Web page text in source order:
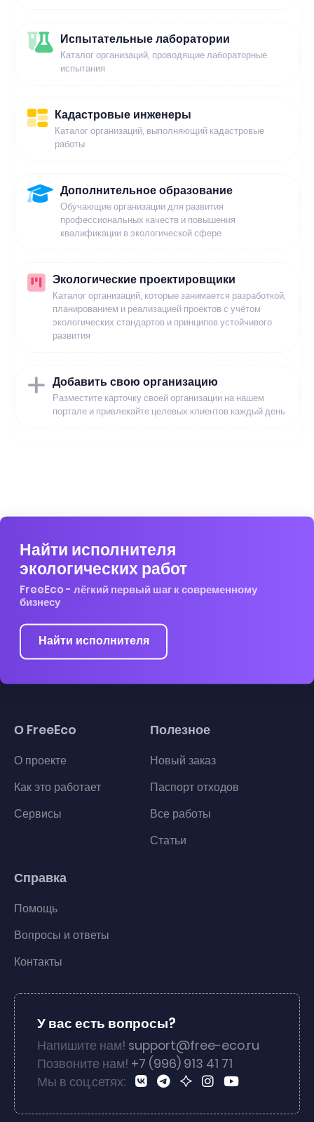
Испытательные лаборатории
Каталог организаций, проводящие лабораторные
испытания
Кадастровые инженеры
Каталог организаций, выполняющий кадастровые
работы
Дополнительное образование
Обучающие организации для развития
профессиональных качеств и повышения
квалификации в экологической сфере
Экологические проектировщики
Каталог организаций, которые занимается разработкой,
планированием и реализацией проектов с учётом
экологических стандартов и принципов устойчивого
развития
Добавить свою организацию
Разместите карточку своей организации на нашем
портале и привлекайте целевых клиентов каждый день
Найти исполнителя
экологических работ
FreeEco - лёгкий первый шаг к современному
бизнесу
Найти исполнителя
О FreeEco
О проекте
Как это работает
Сервисы
Полезное
Новый заказ
Паспорт отходов
Все работы
Статьи
Справка
Помощь
Вопросы и ответы
Контакты
У вас есть вопросы?
Напишите нам! support@free-eco.ru
Позвоните нам! +7 (996) 913 41 71
Мы в соц.сетях: